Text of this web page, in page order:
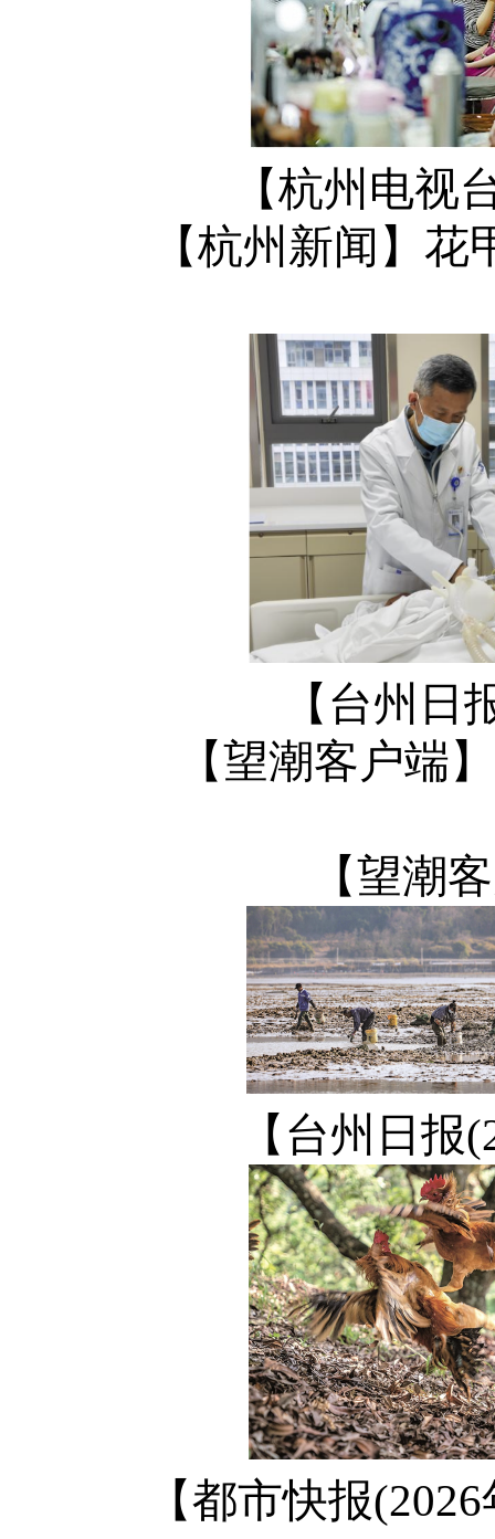
【杭州电视
【杭州新闻】
【台州日
【望潮客户端
【望潮
【台州日报
【都市快报